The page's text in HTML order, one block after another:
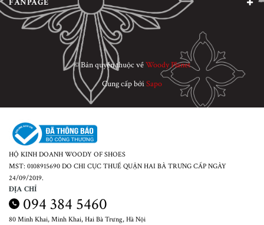
FANPAGE
© Bản quyền thuộc vềWoody Planet
Cung cấp bởiSapo
HỘ KINH DOANH WOODY OF SHOES
MST: 0108915690 DO CHI CỤC THUẾ QUẬN HAI BÀ TRƯNG CẤP NGÀY
24/09/2019.
ĐỊA CHỈ
094 384 5460
80 Minh Khai, Minh Khai, Hai Bà Trưng, Hà Nội